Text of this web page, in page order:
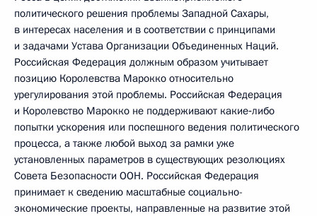
политического решения проблемы Западной Сахары,
в интересах населения и в соответствии с принципами
и задачами Устава Организации Объединенных Наций.
Российская Федерация должным образом учитывает
позицию Королевства Марокко относительно
урегулирования этой проблемы. Российская Федерация
и Королевство Марокко не поддерживают какие‑либо
попытки ускорения или поспешного ведения политического
процесса, а также любой выход за рамки уже
установленных параметров в существующих резолюциях
Совета Безопасности ООН. Российская Федерация
принимает к сведению масштабные социально-
экономические проекты, направленные на развитие этой